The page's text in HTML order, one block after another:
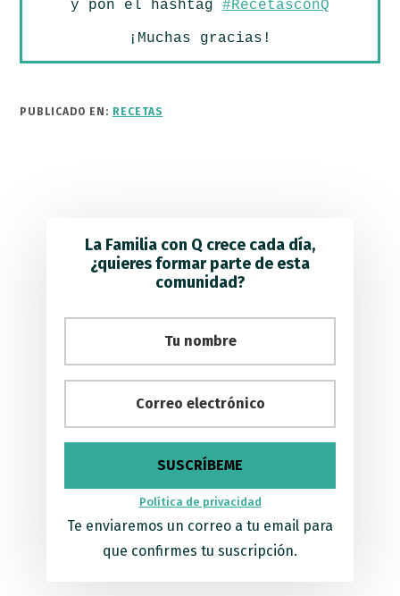
y pon el hashtag #RecetasconQ
¡Muchas gracias!
PUBLICADO EN: RECETAS
La Familia con Q crece cada día,
¿quieres formar parte de esta
comunidad?
Política de privacidad
Te enviaremos un correo a tu email para
que confirmes tu suscripción.